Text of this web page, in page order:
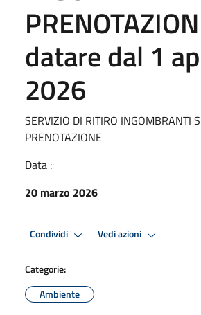
datare dal 1
2026
SERVIZIO DI RITIRO INGOMBRANTI
PRENOTAZIONE
Data :
20 marzo 2026
Condividi Vedi azioni
Categorie:
Ambiente